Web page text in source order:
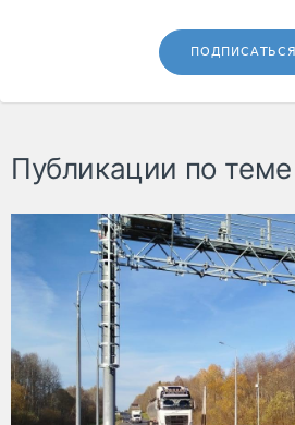
ПОДПИСАТЬСЯ
Публикации по теме